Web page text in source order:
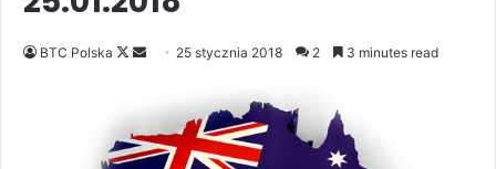
BTC Polska
Follow
Send 25 stycznia 2018 2 3 minutes read